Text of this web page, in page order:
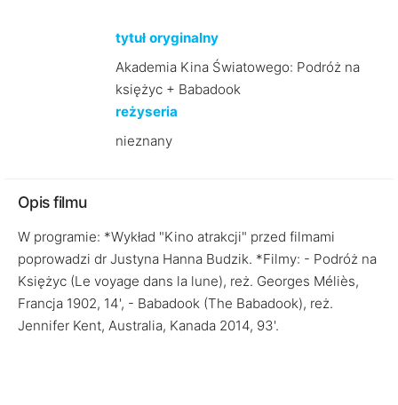
tytuł oryginalny
Akademia Kina Światowego: Podróż na
księżyc + Babadook
reżyseria
nieznany
Opis filmu
W programie: *Wykład "Kino atrakcji" przed filmami
poprowadzi dr Justyna Hanna Budzik. *Filmy: - Podróż na
Księżyc (Le voyage dans la lune), reż. Georges Méliès,
Francja 1902, 14', - Babadook (The Babadook), reż.
Jennifer Kent, Australia, Kanada 2014, 93'.